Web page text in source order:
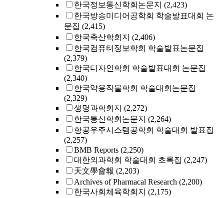
한국정보통신학회논문지 (2,423)
한국방송미디어공학회 학술발표대회 논
문집 (2,415)
한국축산학회지 (2,406)
한국컴퓨터정보학회 학술발표논문집
(2,379)
한국디자인학회 학술발표대회 논문집
(2,340)
한국약용작물학회 학술대회논문집
(2,329)
생명과학회지 (2,272)
한국통신학회논문지 (2,264)
항공우주시스템공학회 학술대회 발표집
(2,257)
BMB Reports (2,250)
대한외과학회 학술대회 초록집 (2,247)
天文學會報 (2,203)
Archives of Pharmacal Research (2,200)
한국사회체육학회지 (2,175)